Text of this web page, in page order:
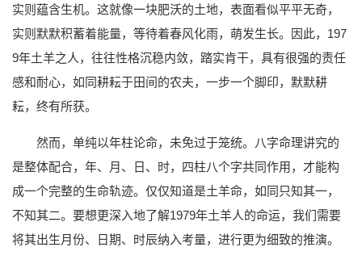
实则蕴含生机。这就像一块肥沃的土地，表面看似平平无奇，
实则默默积蓄着能量，等待着春风化雨，萌发生长。因此，197
9年土羊之人，往往性格沉稳内敛，踏实肯干，具有很强的责任
感和耐心，如同耕耘于田间的农夫，一步一个脚印，默默耕
耘，终有所获。
然而，单纯以年柱论命，未免过于笼统。八字命理讲究的
是整体配合，年、月、日、时，四柱八个字共同作用，才能构
成一个完整的生命轨迹。仅仅知道是土羊命，如同只知其一，
不知其二。要想更深入地了解1979年土羊人的命运，我们需要
将其出生月份、日期、时辰纳入考量，进行更为细致的推演。